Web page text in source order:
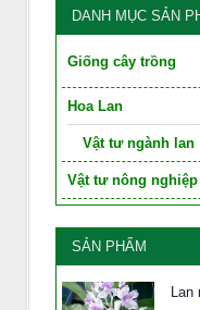
DANH MỤC SẢN
Giống cây trồng
Hoa Lan
Vật tư ngành lan
Vật tư nông nghiệp
SẢN PHẨM